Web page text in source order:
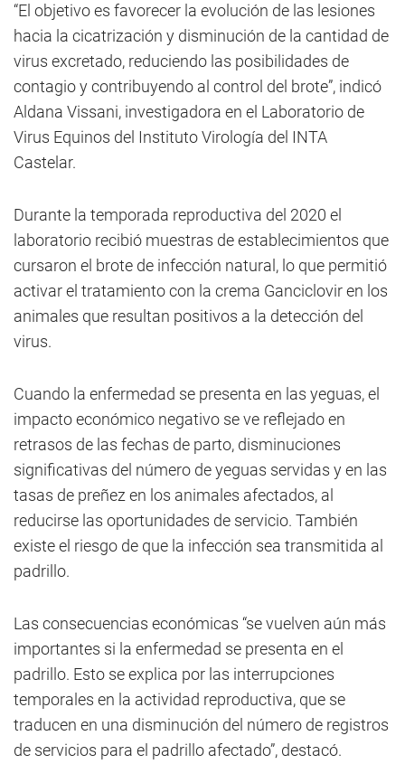
“El objetivo es favorecer la evolución de las lesiones
hacia la cicatrización y disminución de la cantidad de
virus excretado, reduciendo las posibilidades de
contagio y contribuyendo al control del brote”, indicó
Aldana Vissani, investigadora en el Laboratorio de
Virus Equinos del Instituto Virología del INTA
Castelar.
Durante la temporada reproductiva del 2020 el
laboratorio recibió muestras de establecimientos que
cursaron el brote de infección natural, lo que permitió
activar el tratamiento con la crema Ganciclovir en los
animales que resultan positivos a la detección del
virus.
Cuando la enfermedad se presenta en las yeguas, el
impacto económico negativo se ve reflejado en
retrasos de las fechas de parto, disminuciones
significativas del número de yeguas servidas y en las
tasas de preñez en los animales afectados, al
reducirse las oportunidades de servicio. También
existe el riesgo de que la infección sea transmitida al
padrillo.
Las consecuencias económicas “se vuelven aún más
importantes si la enfermedad se presenta en el
padrillo. Esto se explica por las interrupciones
temporales en la actividad reproductiva, que se
traducen en una disminución del número de registros
de servicios para el padrillo afectado”, destacó.